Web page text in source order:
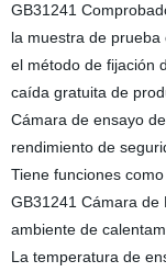
GB31241
la muestra de
el método de fijación
caída gratuita de
Cámara de ensayo
rendimiento de
Tiene funciones
GB31241 Cámara
ambiente de
La temperatura de